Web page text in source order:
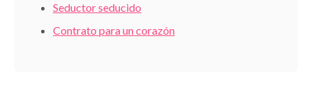
Seductor seducido
Contrato para un corazón